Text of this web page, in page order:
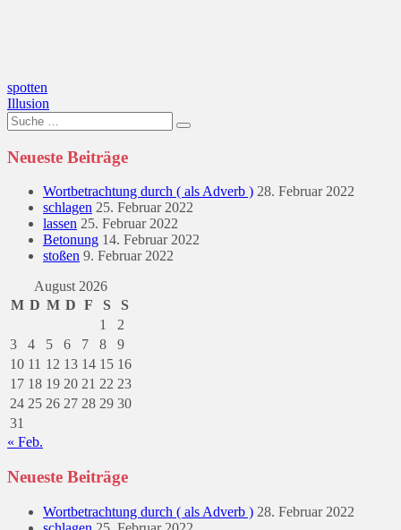
Beitragsnavigation
spotten
Illusion
Suche
nach:
Neueste Beiträge
Wortbetrachtung durch ( als Adverb ) 28. Februar 2022
schlagen 25. Februar 2022
lassen 25. Februar 2022
Betonung 14. Februar 2022
stoßen 9. Februar 2022
August 2026
M D M D F S
S
1
2
3
4 5 6 7 8
9
10 11 12 13 14 15 16
17 18 19 20 21 22 23
24 25 26 27 28 29 30
31
« Feb.
Neueste Beiträge
Wortbetrachtung durch ( als Adverb ) 28. Februar 2022